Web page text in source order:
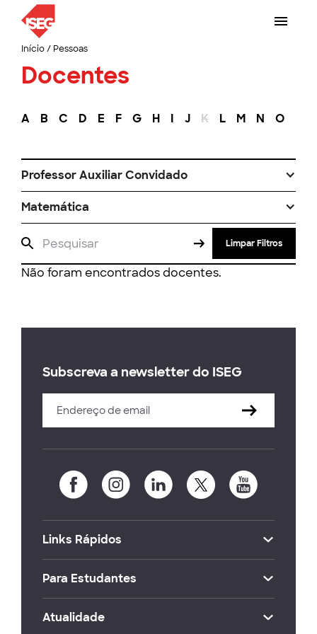
Início/ Pessoas
Docentes
A B C D E F G H I J K L M N O
Professor Auxiliar Convidado
Matemática
Limpar Filtros
Não foram encontrados docentes.
Subscreva a newsletter do ISEG
Links Rápidos
Para Estudantes
Atualidade